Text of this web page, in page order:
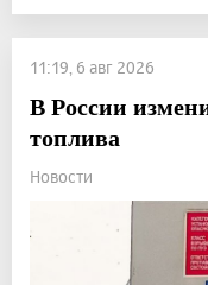
11:19, 6 авг 2026
В России
топлива
Новости